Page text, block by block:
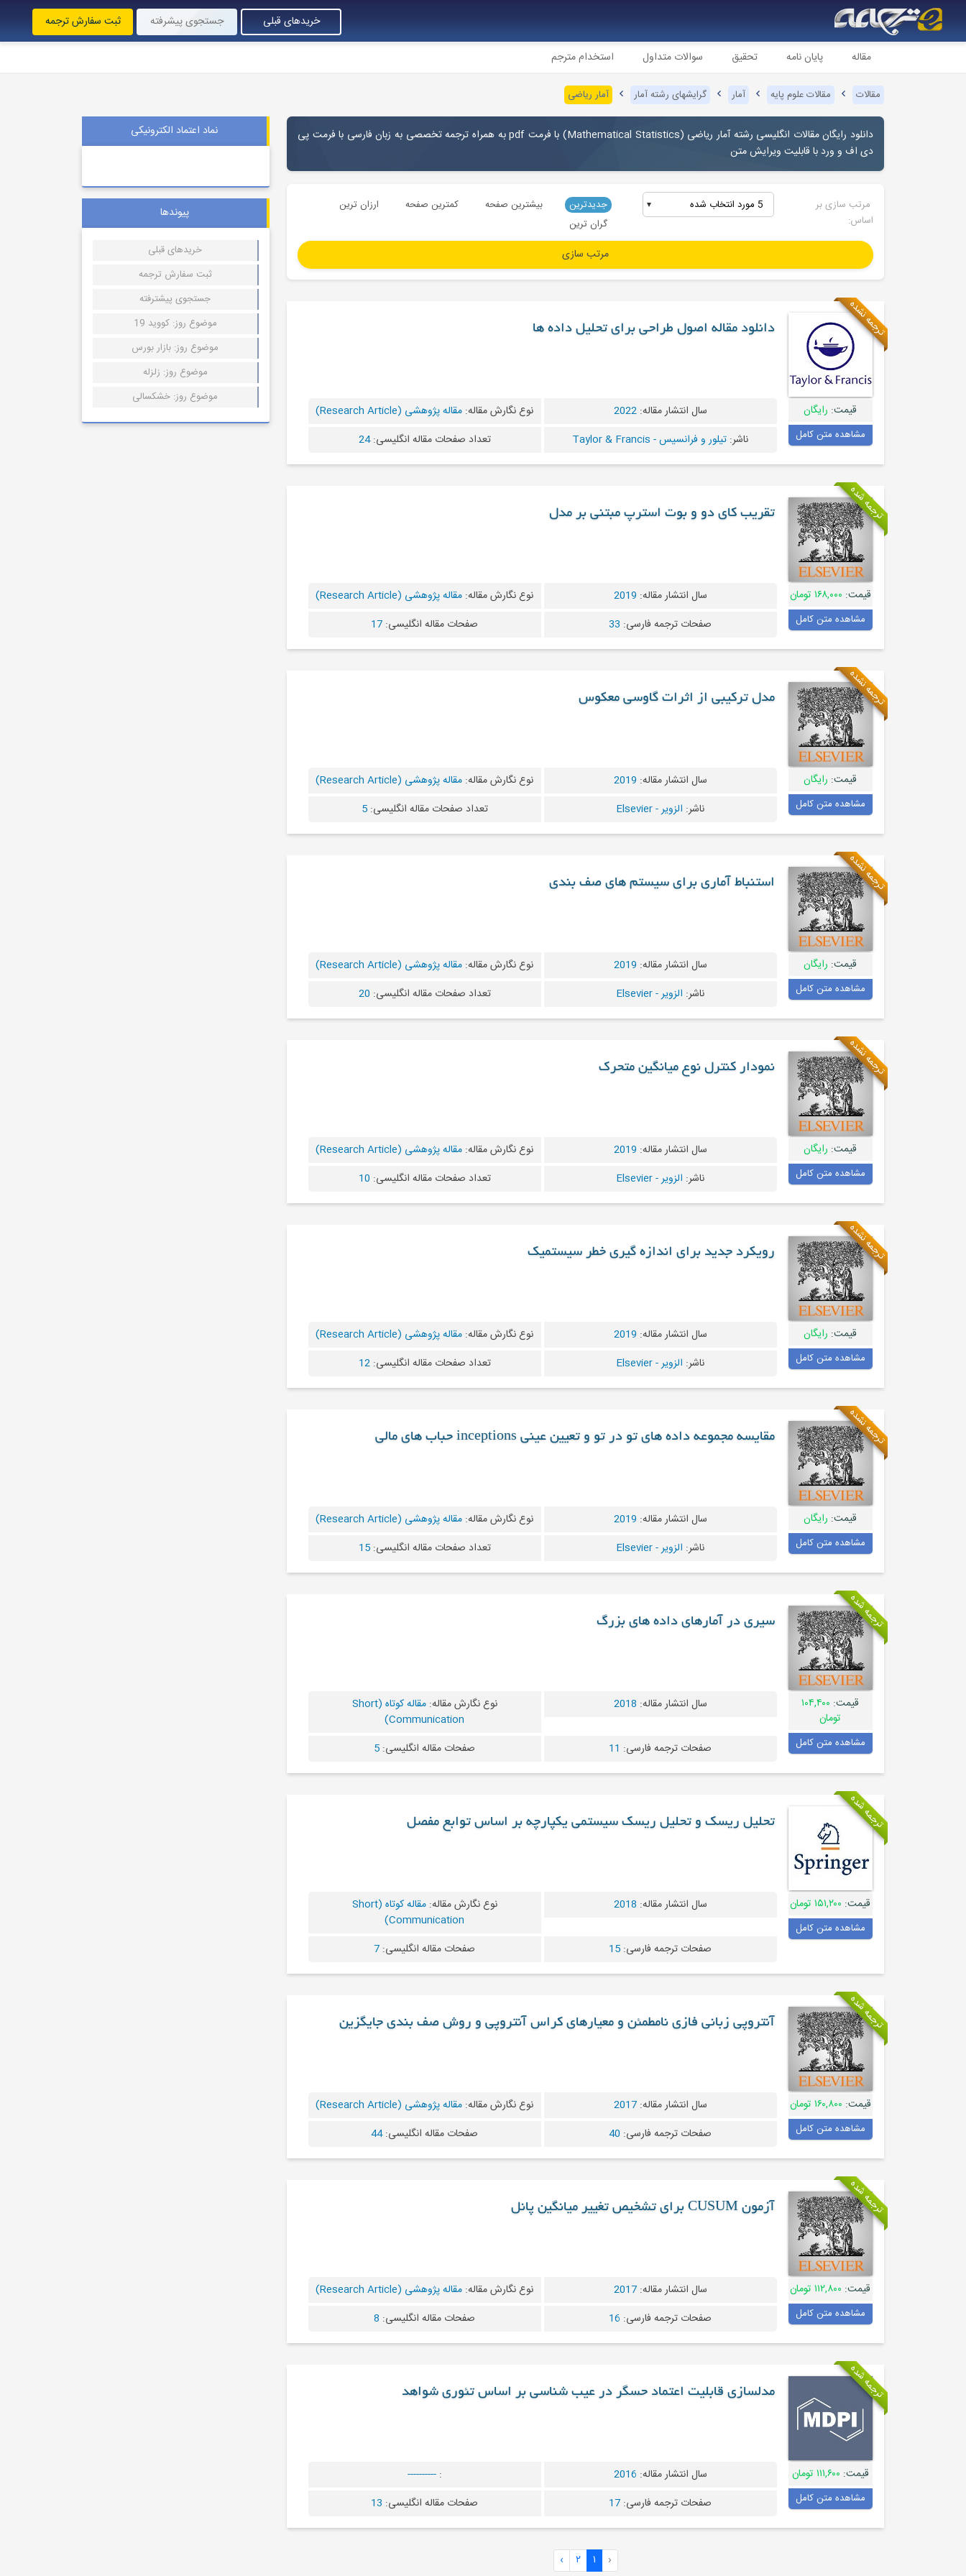
خریدهای قبلی جستجوی پیشرفته ثبت سفارش ترجمه
مقاله پایان نامه تحقیق سوالات متداول استخدام مترجم
مقالات مقالات علوم پایه آمار گرایشهای رشته آمار آمار ریاضی
دانلود رایگان مقالات انگلیسی رشته آمار ریاضی (Mathematical Statistics
) با فرمت pdf به همراه ترجمه تخصصی به زبان فارسی با فرمت پی
دی اف و ورد با قابلیت ویرایش متن
مرتب سازی بر
اساس:
5 مورد انتخاب شده جدیدترین بیشترین صفحه کمترین صفحه
ارزان ترین
گران ترین
ترجمه نشده
قیمت: رایگان
مشاهده متن کامل
دانلود مقاله اصول طراحی برای تحلیل داده ها
سال انتشار مقاله:2022 نوع نگارش مقاله: مقاله پژوهشی (Research Article)
ناشر: تیلور و فرانسیس - Taylor & Francis تعداد صفحات مقاله انگلیسی:24
ترجمه شده
قیمت: ۱۶۸,۰۰۰ تومان
مشاهده متن کامل
تقریب کای دو و بوت استرپ مبتنی بر مدل
سال انتشار مقاله: 2019 نوع نگارش مقاله: مقاله پژوهشی (Research Article)
صفحات ترجمه فارسی: 33 صفحات مقاله انگلیسی: 17
ترجمه نشده
قیمت: رایگان
مشاهده متن کامل
مدل ترکیبی از اثرات گاوسی معکوس
سال انتشار مقاله: 2019 نوع نگارش مقاله: مقاله پژوهشی (Research Article)
ناشر: الزویر - Elsevier تعداد صفحات مقاله انگلیسی:5
ترجمه نشده
قیمت: رایگان
مشاهده متن کامل
استنباط آماری برای سیستم های صف بندی
سال انتشار مقاله: 2019 نوع نگارش مقاله: مقاله پژوهشی (Research Article)
ناشر: الزویر - Elsevier تعداد صفحات مقاله انگلیسی: 20
ترجمه نشده
قیمت: رایگان
مشاهده متن کامل
نمودار کنترل نوع میانگین متحرک
سال انتشار مقاله: 2019 نوع نگارش مقاله: مقاله پژوهشی (Research Article)
ناشر: الزویر - Elsevier تعداد صفحات مقاله انگلیسی: 10
ترجمه نشده
قیمت: رایگان
مشاهده متن کامل
رویکرد جدید برای اندازه گیری خطر سیستمیک
سال انتشار مقاله: 2019 نوع نگارش مقاله: مقاله پژوهشی (Research Article)
ناشر: الزویر - Elsevier تعداد صفحات مقاله انگلیسی:12
ترجمه نشده
قیمت: رایگان
مشاهده متن کامل
مقایسه مجموعه داده های تو در تو و تعیین عینی inceptions حباب های مالی
سال انتشار مقاله: 2019 نوع نگارش مقاله: مقاله پژوهشی (Research Article)
ناشر: الزویر - Elsevier تعداد صفحات مقاله انگلیسی:15
ترجمه شده
قیمت: ۱۰۴,۴۰۰
تومان
مشاهده متن کامل
سیری در آمارهای داده های بزرگ
سال انتشار مقاله: 2018 نوع نگارش مقاله:
مقاله کوتاه (Short
Communication)
صفحات ترجمه فارسی: 11 صفحات مقاله انگلیسی: 5
ترجمه شده
قیمت: ۱۵۱,۲۰۰ تومان
مشاهده متن کامل
تحلیل ریسک و تحلیل ریسک سیستمی یکپارچه بر اساس توابع مفصل
سال انتشار مقاله: 2018 نوع نگارش مقاله:
مقاله کوتاه (Short
Communication)
صفحات ترجمه فارسی: 15 صفحات مقاله انگلیسی: 7
ترجمه شده
قیمت: ۱۶۰,۸۰۰ تومان
مشاهده متن کامل
آنتروپی زبانی فازی نامطمئن و معیارهای کراس آنتروپی و روش صف بندی جایگزین
سال انتشار مقاله:2017 نوع نگارش مقاله: مقاله پژوهشی (Research Article)
صفحات ترجمه فارسی: 40 صفحات مقاله انگلیسی:44
ترجمه شده
قیمت: ۱۱۲,۸۰۰ تومان
مشاهده متن کامل
آزمون CUSUM برای تشخیص تغییر میانگین پانل
سال انتشار مقاله:2017 نوع نگارش مقاله: مقاله پژوهشی (Research Article)
صفحات ترجمه فارسی: 16 صفحات مقاله انگلیسی: 8
ترجمه شده
قیمت: ۱۱۱,۶۰۰ تومان
مشاهده متن کامل
مدلسازی قابلیت اعتماد حسگر در عیب شناسی بر اساس تئوری شواهد
سال انتشار مقاله: 2016
:
----------
صفحات ترجمه فارسی: 17 صفحات مقاله انگلیسی: 13
‹ ۱ ۲ ›
نماد اعتماد الکترونیکی
پیوندها
خریدهای قبلی
ثبت سفارش ترجمه
جستجوی پیشترفته
موضوع روز: کووید 19
موضوع روز: بازار بورس
موضوع روز: زلزله
موضوع روز: خشکسالی